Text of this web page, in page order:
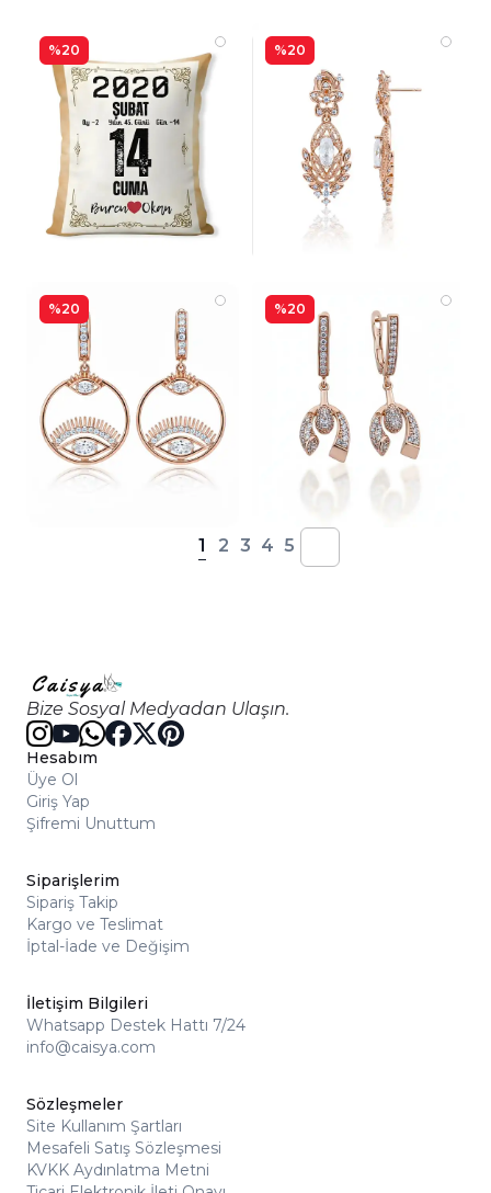
%20 %20
%20 %20
1 2 3 4 5
Bize Sosyal Medyadan Ulaşın.
Hesabım
Üye Ol
Giriş Yap
Şifremi Unuttum
Siparişlerim
Sipariş Takip
Kargo ve Teslimat
İptal-İade ve Değişim
İletişim Bilgileri
Whatsapp Destek Hattı 7/24
info@caisya.com
Sözleşmeler
Site Kullanım Şartları
Mesafeli Satış Sözleşmesi
KVKK Aydınlatma Metni